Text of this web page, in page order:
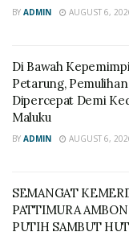
BY ADMIN AUGUST 6,
Di Bawah
Petarung,
Dipercepat Demi
Maluku
BY ADMIN AUGUST 6,
SEMANGAT
PATTIMURA
PUTIH SAMBUT